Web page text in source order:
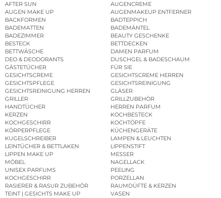
AFTER SUN
AUGENCREME
AUGEN MAKE UP
AUGENMAKEUP ENTFERNER
BACKFORMEN
BADTEPPICH
BADEMATTEN
BADEMÄNTEL
BADEZIMMER
BEAUTY GESCHENKE
BESTECK
BETTDECKEN
BETTWÄSCHE
DAMEN PARFUM
DEO & DEODORANTS
DUSCHGEL & BADESCHAUM
GÄSTETÜCHER
FÜR SIE
GESICHTSCREME
GESICHTSCREME HERREN
GESICHTSPFLEGE
GESICHTSREINIGUNG
GESICHTSREINIGUNG HERREN
GLÄSER
GRILLER
GRILLZUBEHÖR
HANDTÜCHER
HERREN PARFUM
KERZEN
KOCHBESTECK
KOCHGESCHIRR
KOCHTÖPFE
KÖRPERPFLEGE
KÜCHENGERÄTE
KUGELSCHREIBER
LAMPEN & LEUCHTEN
LEINTÜCHER & BETTLAKEN
LIPPENSTIFT
LIPPEN MAKE UP
MESSER
MÖBEL
NAGELLACK
UNISEX PARFUMS
PEELING
KOCHGESCHIRR
PORZELLAN
RASIERER & RASUR ZUBEHÖR
RAUMDÜFTE & KERZEN
TEINT | GESICHTS MAKE UP
VASEN